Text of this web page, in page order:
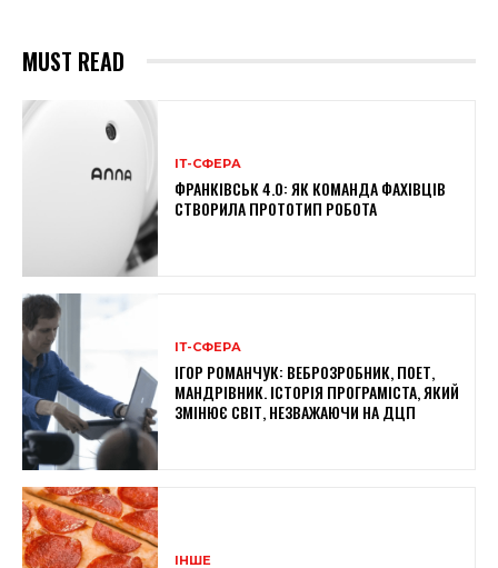
MUST READ
ІТ-СФЕРА
ФРАНКІВСЬК 4.0: ЯК КОМАНДА ФАХІВЦІВ
СТВОРИЛА ПРОТОТИП РОБОТА
ІТ-СФЕРА
ІГОР РОМАНЧУК: ВЕБРОЗРОБНИК, ПОЕТ,
МАНДРІВНИК. ІСТОРІЯ ПРОГРАМІСТА, ЯКИЙ
ЗМІНЮЄ СВІТ, НЕЗВАЖАЮЧИ НА ДЦП
ІНШЕ